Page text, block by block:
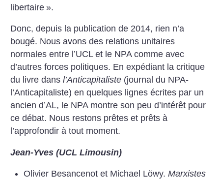
libertaire ».
Donc, depuis la publication de 2014, rien n’a
bougé. Nous avons des relations unitaires
normales entre l’UCL et le NPA comme avec
d’autres forces politiques. En expédiant la critique
du livre dansl’Anticapitaliste (journal du NPA-
l’Anticapitaliste) en quelques lignes écrites par un
ancien d’AL, le NPA montre son peu d’intérêt pour
ce débat. Nous restons prêtes et prêts à
l’approfondir à tout moment.
Jean-Yves (UCL Limousin)
Olivier Besancenot et Michael Löwy. Marxistes